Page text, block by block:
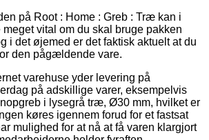
på Root : Home : Greb : Træ kan i
vital om du skal bruge pakken
i det øjemed er det faktisk aktuelt at du
den pågældende vare.
varehuse yder levering på
på adskillige varer, eksempelvis
i lysegrå træ, Ø30 mm, hvilket er
køres igennem forud for et fastsat
mulighed for at nå at få varen klargjort